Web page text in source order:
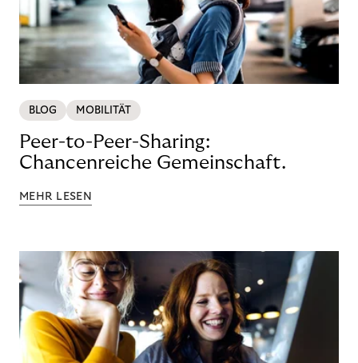
BLOG MOBILITÄT
Peer-to-Peer-Sharing:
Chancenreiche Gemeinschaft.
MEHR LESEN